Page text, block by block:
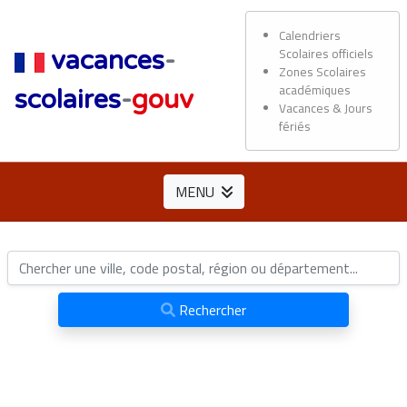
vacances-
scolaires-gouv
Calendriers
Scolaires officiels
Zones Scolaires
académiques
Vacances & Jours
fériés
MENU
Rechercher